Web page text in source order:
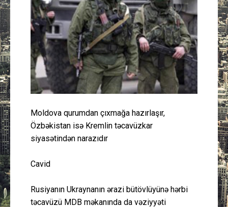
Mədəniyyət
Müsahibə
İdman
Layihə
Gündəm
Əlaqə
Moldova qurumdan çıxmağa hazırlaşır,
Özbəkistan isə Kremlin təcavüzkar
siyasətindən narazıdır
Cavid
Rusiyanın Ukraynanın ərazi bütövlüyünə hərbi
təcavüzü MDB məkanında da vəziyyəti